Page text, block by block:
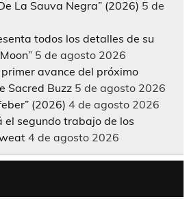
La Sauva Negra” (2026) 5 de
todos los detalles de su
5 de agosto 2026
primer avance del próximo
Sacred Buzz 5 de agosto 2026
(2026) 4 de agosto 2026
el segundo trabajo de los
4 de agosto 2026